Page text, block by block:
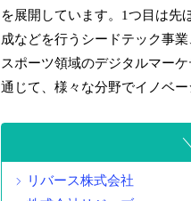
を展開しています。1つ目は先
成などを行うシードテック事
スポーツ領域のデジタルマー
通じて、様々な分野でイノベ
リバース株式会社